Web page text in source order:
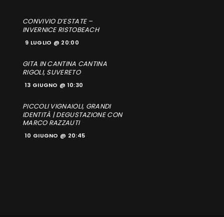
CONVIVIO D’ESTATE –
INVERNICE RISTOBEACH
9 LUGLIO @ 20:00
GITA IN CANTINA CANTINA
RIGOLI, SUVERETO
13 GIUGNO @ 10:30
PICCOLI VIGNAIOLI, GRANDI
IDENTITÀ | DEGUSTAZIONE CON
MARCO RAZZAUTI
10 GIUGNO @ 20:45